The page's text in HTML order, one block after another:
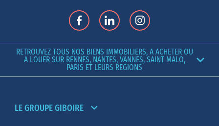
RETROUVEZ TOUS NOS BIENS IMMOBILIERS, A ACHETER OU
A LOUER SUR RENNES, NANTES, VANNES, SAINT MALO,
PARIS ET LEURS REGIONS
LE GROUPE GIBOIRE